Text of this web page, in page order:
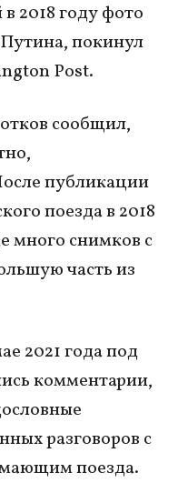
2018 году фото
покинул
Post.
сообщил,
публикации
поезда в 2018
много снимков с
часть из
2021 года под
комментарии,
разговоров с
поезда.